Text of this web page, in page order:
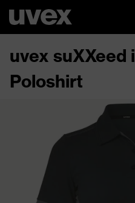
uvex suXXeed
Poloshirt